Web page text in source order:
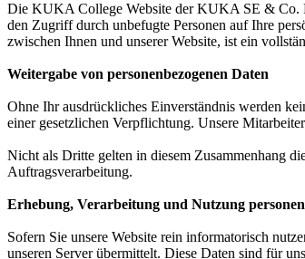
Die KUKA College Website der KUKA SE & Co.
den Zugriff durch unbefugte Personen auf Ihre
zwischen Ihnen und unserer Website, ist ein
Weitergabe von personenbezogenen Daten
Ohne Ihr ausdrückliches Einverständnis werden
einer gesetzlichen Verpflichtung. Unsere
Nicht als Dritte gelten in diesem Zusammenhang
Auftragsverarbeitung.
Erhebung, Verarbeitung und Nutzung
Sofern Sie unsere Website rein informatorisch
unseren Server übermittelt. Diese Daten sind für